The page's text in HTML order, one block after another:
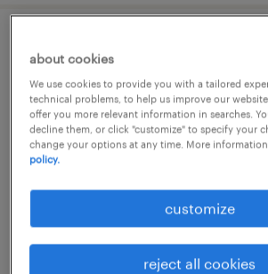
物流・ロジスティクスの仕分
グ・梱包、食品加工・検査・
品、入出荷
東京都大田区, 東京都
temporary
posted 8 january 2026
about cookies
We use cookies to provide you with a tailored
technical problems, to help us improve our
offer you more relevant information in searches.
decline them, or click "customize" to specify your
change your options at any time. More
policy.
customize
reject all cookies